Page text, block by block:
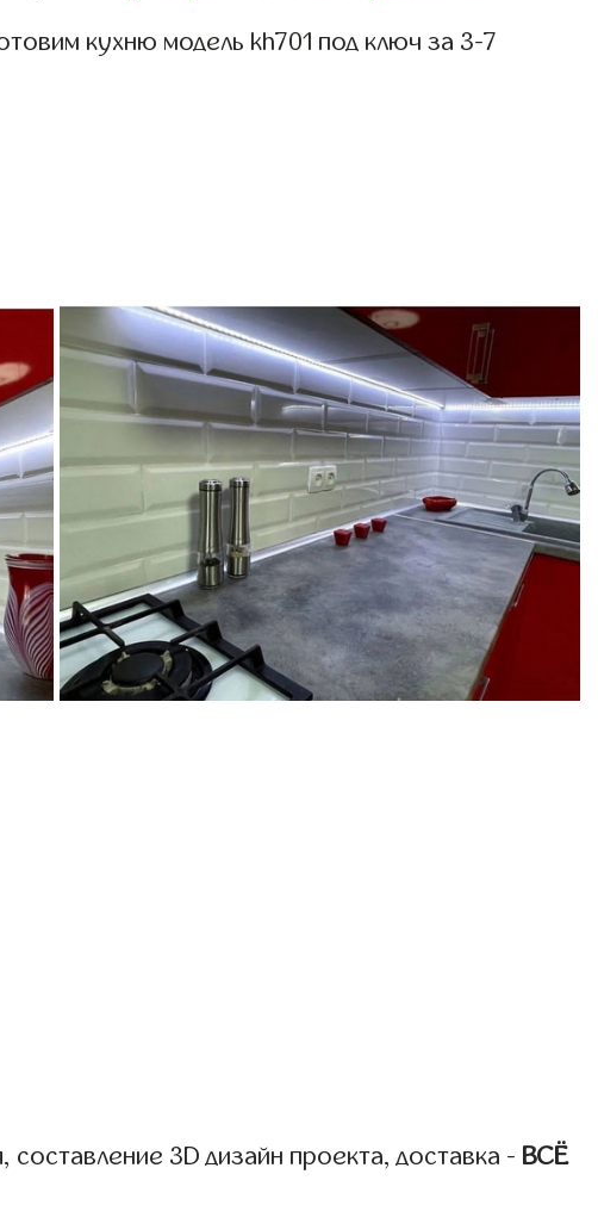
кухню модель kh701 под ключ за 3-7
3D дизайн проекта, доставка - ВСЁ